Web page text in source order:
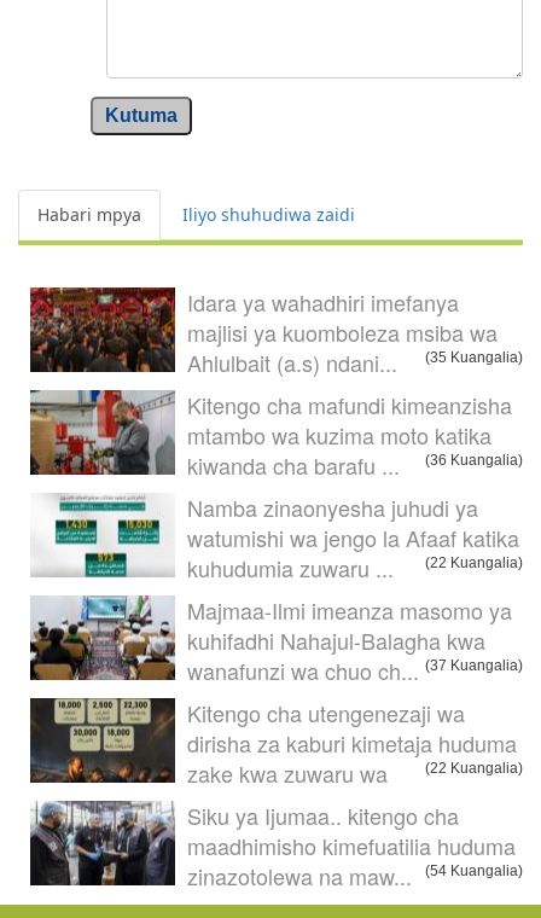
Kutuma
Habari mpya Iliyo shuhudiwa zaidi
Idara ya wahadhiri imefanya
majlisi ya kuomboleza msiba wa
Ahlulbait (a.s) ndani...
(35 Kuangalia)
Kitengo cha mafundi kimeanzisha
mtambo wa kuzima moto katika
kiwanda cha barafu ...
(36 Kuangalia)
Namba zinaonyesha juhudi ya
watumishi wa jengo la Afaaf katika
kuhudumia zuwaru ...
(22 Kuangalia)
Majmaa-Ilmi imeanza masomo ya
kuhifadhi Nahajul-Balagha kwa
wanafunzi wa chuo ch... (37 Kuangalia)
Kitengo cha utengenezaji wa
dirisha za kaburi kimetaja huduma
zake kwa zuwaru wa
(22 Kuangalia)
Siku ya Ijumaa.. kitengo cha
maadhimisho kimefuatilia huduma
zinazotolewa na maw...
(54 Kuangalia)